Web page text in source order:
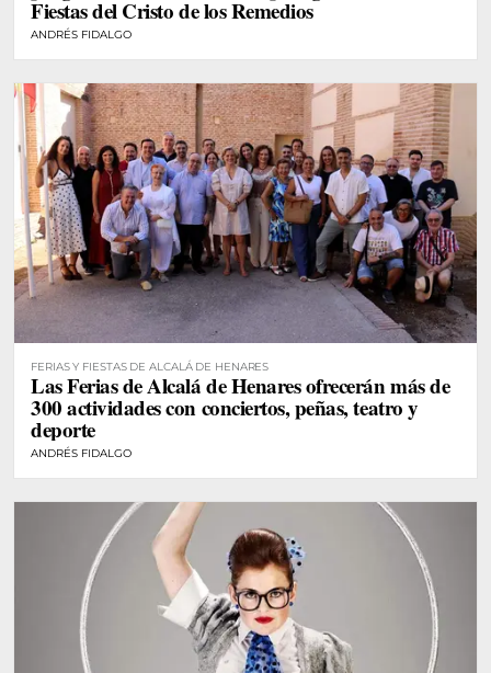
Fiestas del Cristo de los Remedios
ANDRÉS FIDALGO
FERIAS Y FIESTAS DE ALCALÁ DE HENARES
Las Ferias de Alcalá de Henares ofrecerán más de
300 actividades con conciertos, peñas, teatro y
deporte
ANDRÉS FIDALGO